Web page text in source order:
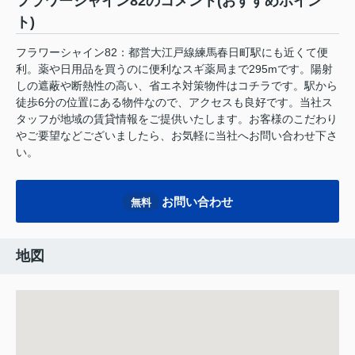
ト)
フラワーシャイン82：都営大江戸線練馬春日町駅にも近くて便
利。薬や日用品を買うのに便利なスギ薬局まで295mです。陽射
しの遮蔽や断熱性の高い、省エネ対策物件はコチラです。駅から
徒歩6分の位置にある物件なので、アクセスも良好です。当社ス
タッフが地域の賃貸情報をご提供いたします。お客様のこだわり
やご要望などございましたら、お気軽に当社へお問い合わせ下さ
い。
無料 お問い合わせ
地図